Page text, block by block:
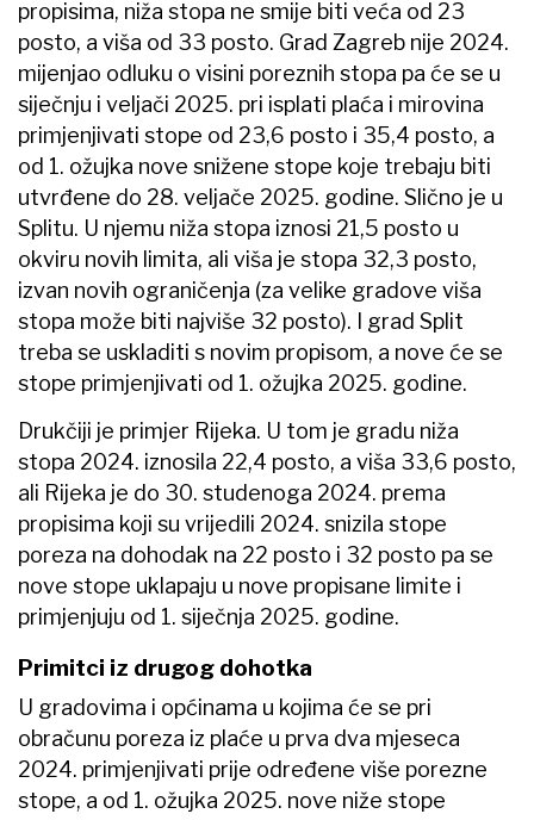
propisima, niža stopa ne smije biti veća od 23
posto, a viša od 33 posto. Grad Zagreb nije 2024.
mijenjao odluku o visini poreznih stopa pa će se u
siječnju i veljači 2025. pri isplati plaća i mirovina
primjenjivati stope od 23,6 posto i 35,4 posto, a
od 1. ožujka nove snižene stope koje trebaju biti
utvrđene do 28. veljače 2025. godine. Slično je u
Splitu. U njemu niža stopa iznosi 21,5 posto u
okviru novih limita, ali viša je stopa 32,3 posto,
izvan novih ograničenja (za velike gradove viša
stopa može biti najviše 32 posto). I grad Split
treba se uskladiti s novim propisom, a nove će se
stope primjenjivati od 1. ožujka 2025. godine.
Drukčiji je primjer Rijeka. U tom je gradu niža
stopa 2024. iznosila 22,4 posto, a viša 33,6 posto,
ali Rijeka je do 30. studenoga 2024. prema
propisima koji su vrijedili 2024. snizila stope
poreza na dohodak na 22 posto i 32 posto pa se
nove stope uklapaju u nove propisane limite i
primjenjuju od 1. siječnja 2025. godine.
Primitci iz drugog dohotka
U gradovima i općinama u kojima će se pri
obračunu poreza iz plaće u prva dva mjeseca
2024. primjenjivati prije određene više porezne
stope, a od 1. ožujka 2025. nove niže stope